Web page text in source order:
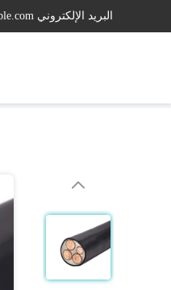
البريد الإلكتروني sales3@holdonecable.com